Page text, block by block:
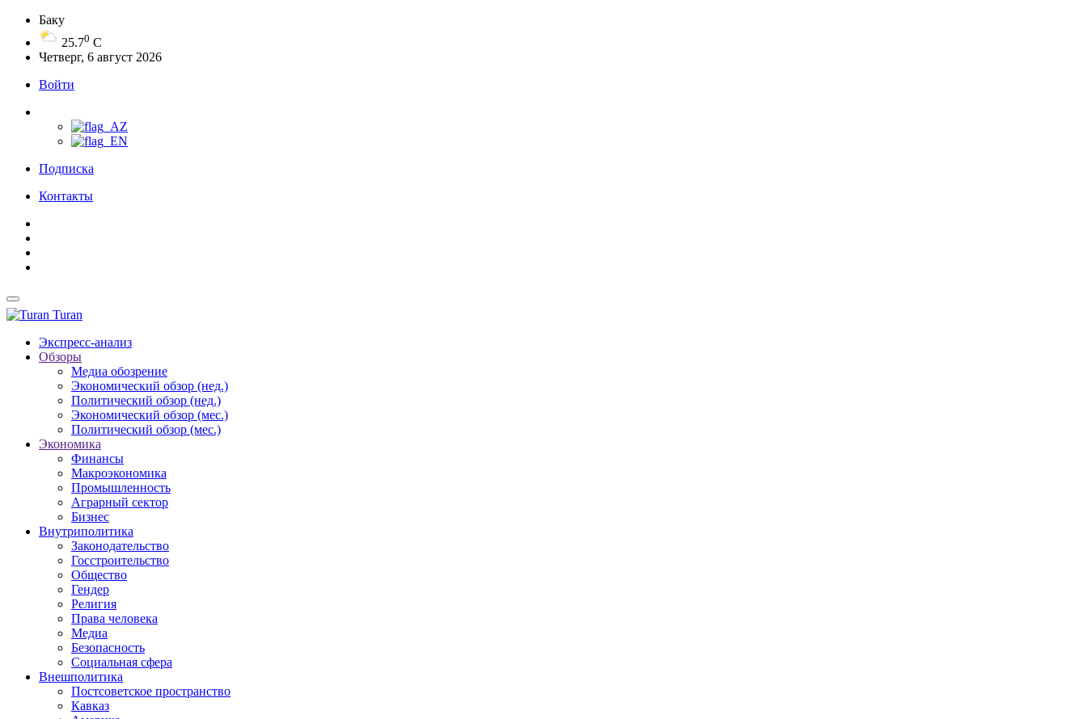
Баку
25.70 C
Четверг, 6 август 2026
Войти
Подписка
Контакты
Turan
Экспресс-анализ
Обзоры
Медиа обозрение
Экономический обзор (нед.)
Политический обзор (нед.)
Экономический обзор (мес.)
Политический обзор (мес.)
Экономика
Финансы
Макроэкономика
Промышленность
Аграрный сектор
Бизнес
Внутриполитика
Законодательство
Госстроительство
Общество
Гендер
Религия
Права человека
Медиа
Безопасность
Социальная сфера
Внешполитика
Постсоветское пространство
Кавказ